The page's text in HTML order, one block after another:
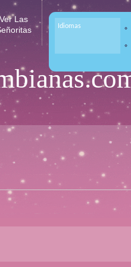
Ver Las
Idiomas